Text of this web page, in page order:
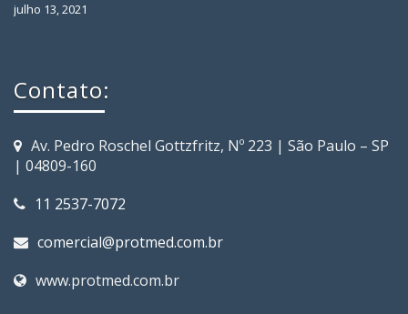
julho 13, 2021
Contato:
Av. Pedro Roschel Gottzfritz, Nº 223 | São Paulo – SP
| 04809-160
11 2537-7072
comercial@protmed.com.br
www.protmed.com.br